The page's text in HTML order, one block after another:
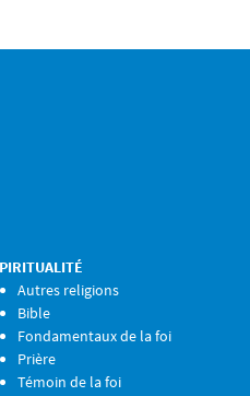
Autres religions
Bible
Fondamentaux de la foi
Prière
Témoin de la foi